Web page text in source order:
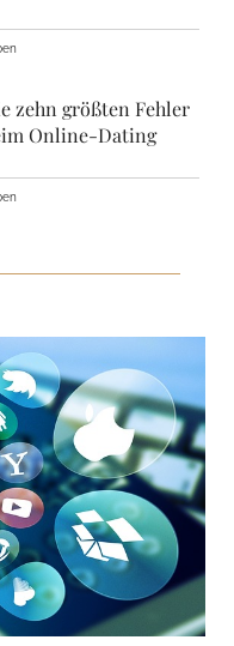
zehn größten Fehler
Online-Dating